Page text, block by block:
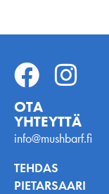
OTA
YHTEYTTÄ
info@mushbarf.fi
TEHDAS
PIETARSAARI